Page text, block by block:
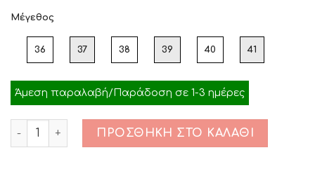
Μέγεθος
36 37 38 39 40 41
Άμεση παραλαβή/Παράδοση σε 1-3 ημέρες
Ποσότητα
ΠΡΟΣΘΉΚΗ ΣΤΟ ΚΑΛΆΘΙ